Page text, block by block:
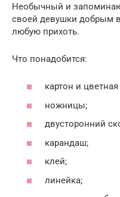
Необычный и
своей девушки добрым
любую прихоть.
Что понадобится:
картон и цветная
ножницы;
двусторонний
карандаш;
клей;
линейка;